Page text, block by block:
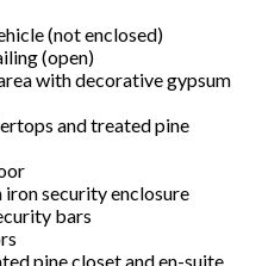
(not enclosed)
(open)
with decorative gypsum
and treated pine
iron security enclosure
bars
pine closet and en-suite